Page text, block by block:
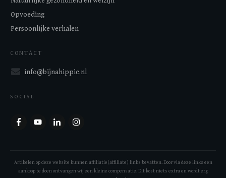
Opvoeding
Persoonlijke verhalen
CONTACT
info@bijnahippie.nl
SOCIAL
Artikelen op deze website kunnen affiliatie(affiliate) links bevatten. Door via deze links een
aankoop te doen ontvangen wij een kleine compensatie. Dit kost niets extra en wordt erg